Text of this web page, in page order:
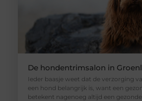
De hondentrimsalon in
Ieder baasje weet dat de verzorging
een hond belangrijk is, want een
betekent nagenoeg altijd een